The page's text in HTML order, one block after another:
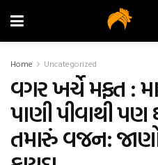
Home Uncategorized
વગર ખર્ચે મફત :
પાણી પીવાથી પણ
તમારું વજન: